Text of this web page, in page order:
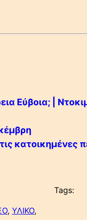
Εύβοια; |
κατοικημένες
, ΥΛΙΚΟ
Tags: